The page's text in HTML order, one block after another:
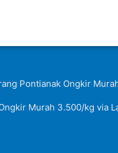
Pontianak Ongkir
Murah 3.500/kg via